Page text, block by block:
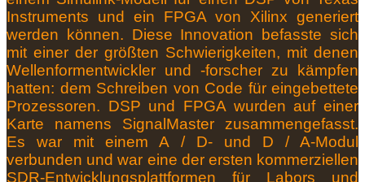
Instruments und ein FPGA von Xilinx generiert
werden können. Diese Innovation befasste sich
mit einer der größten Schwierigkeiten, mit denen
Wellenformentwickler und -forscher zu kämpfen
hatten: dem Schreiben von Code für eingebettete
Prozessoren. DSP und FPGA wurden auf einer
Karte namens SignalMaster zusammengefasst.
Es war mit einem A / D- und D / A-Modul
verbunden und war eine der ersten kommerziellen
SDR-Entwicklungsplattformen für Labors und